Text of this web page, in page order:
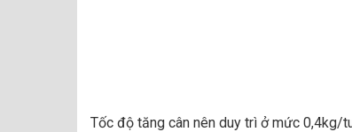
Tốc độ tăng cân nên duy trì ở mức 0,4kg/